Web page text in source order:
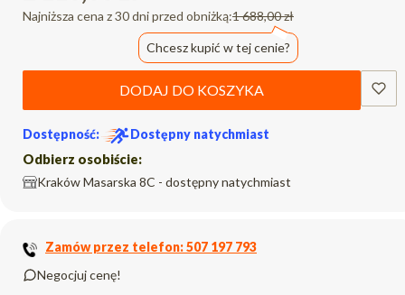
Najniższa cena z 30 dni przed obniżką:1 688,00 zł
Chcesz kupić w tej cenie?
DODAJ DO KOSZYKA
Dostępność:
Dostępny natychmiast
Odbierz osobiście:
Kraków Masarska 8C - dostępny natychmiast
Zamów przez telefon: 507 197 793
Negocjuj cenę!